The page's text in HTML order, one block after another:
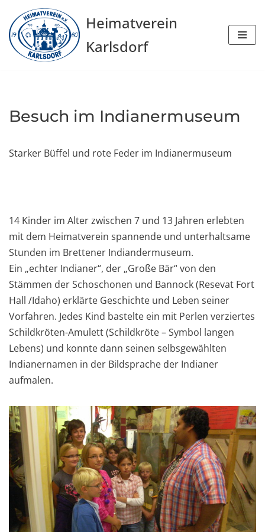
Zum
Inhalt
springen
Heimatverein
Karlsdorf
Besuch im Indianermuseum
Starker Büffel und rote Feder im Indianermuseum
14 Kinder im Alter zwischen 7 und 13 Jahren erlebten
mit dem Heimatverein spannende und unterhaltsame
Stunden im Brettener Indiandermuseum.
Ein „echter Indianer“, der „Große Bär“ von den
Stämmen der Schoschonen und Bannock (Resevat Fort
Hall /Idaho) erklärte Geschichte und Leben seiner
Vorfahren. Jedes Kind bastelte ein mit Perlen verziertes
Schildkröten-Amulett (Schildkröte – Symbol langen
Lebens) und konnte dann seinen selbsgewählten
Indianernamen in der Bildsprache der Indianer
aufmalen.